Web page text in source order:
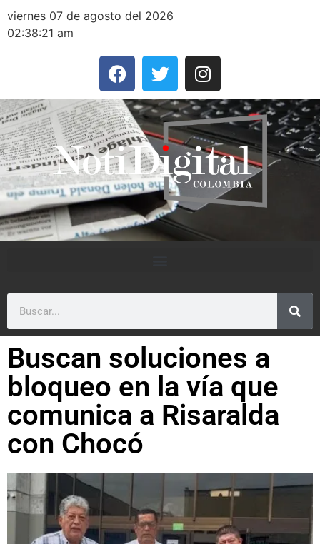
viernes 07 de agosto del 2026
02:38:21 am
Buscan soluciones a
bloqueo en la vía que
comunica a Risaralda
con Chocó